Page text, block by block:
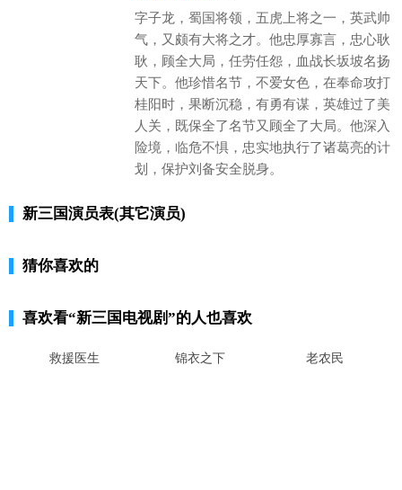
字子龙，蜀国将领，五虎上将之一，英武帅
气，又颇有大将之才。他忠厚寡言，忠心耿
耿，顾全大局，任劳任怨，血战长坂坡名扬
天下。他珍惜名节，不爱女色，在奉命攻打
桂阳时，果断沉稳，有勇有谋，英雄过了美
人关，既保全了名节又顾全了大局。他深入
险境，临危不惧，忠实地执行了诸葛亮的计
划，保护刘备安全脱身。
新三国演员表(其它演员)
猜你喜欢的
喜欢看“新三国电视剧”的人也喜欢
救援医生 锦衣之下 老农民